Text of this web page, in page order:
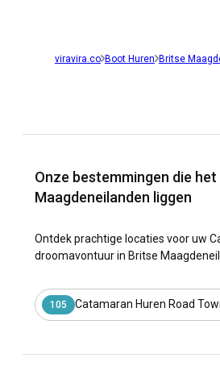
viravira.co Boot Huren Britse
Onze bestemmingen die
Maagdeneilanden liggen
Ontdek prachtige locaties voor uw
droomavontuur in Britse
105 Catamaran Huren Road